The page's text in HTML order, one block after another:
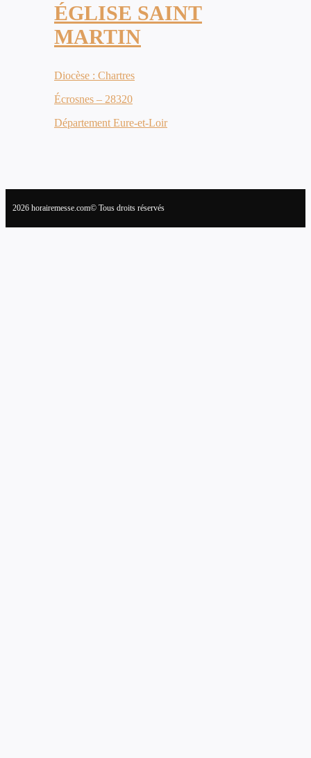
ÉGLISE SAINT
MARTIN
Diocèse : Chartres
Écrosnes – 28320
Département Eure-et-Loir
2026 horairemesse.com© Tous droits réservés